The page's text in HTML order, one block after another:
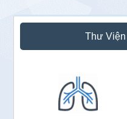
Thư Viện